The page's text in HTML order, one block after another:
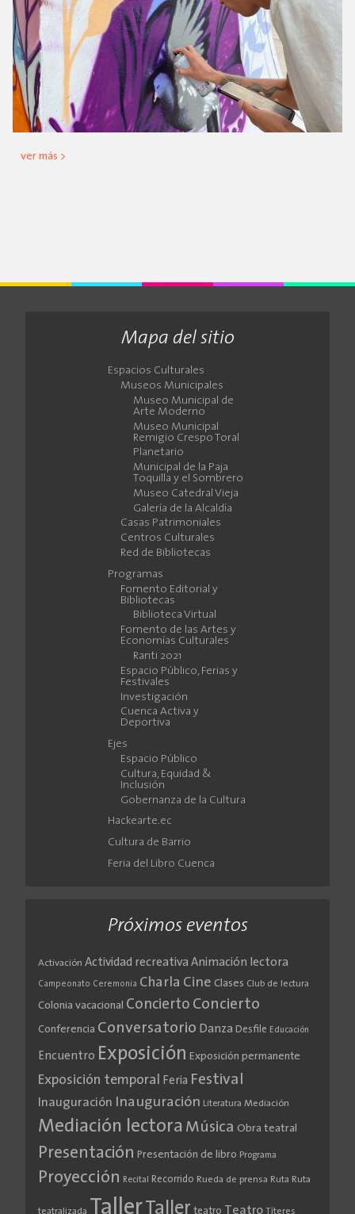
ver más >
Mapa del sitio
Espacios Culturales
Museos Municipales
Museo Municipal de
Arte Moderno
Museo Municipal
Remigio Crespo Toral
Planetario
Municipal de la Paja
Toquilla y el Sombrero
Museo Catedral Vieja
Galería de la Alcaldía
Casas Patrimoniales
Centros Culturales
Red de Bibliotecas
Programas
Fomento Editorial y
Bibliotecas
Biblioteca Virtual
Fomento de las Artes y
Economías Culturales
Ranti 2021
Espacio Público, Ferias y
Festivales
Investigación
Cuenca Activa y
Deportiva
Ejes
Espacio Público
Cultura, Equidad &
Inclusión
Gobernanza de la Cultura
Hackearte.ec
Cultura de Barrio
Feria del Libro Cuenca
Próximos eventos
Activación Actividad recreativa Animación lectora
Campeonato Ceremonia Charla Cine Clases Club de lectura
Colonia vacacional Concierto Concierto
Conferencia Conversatorio Danza Desfile Educación
Encuentro Exposición Exposición permanente
Exposición temporal Feria Festival
Inauguración Inauguración Literatura Mediación
Mediación lectora Música Obra teatral
Presentación Presentación de libro Programa
Proyección Recital Recorrido Rueda de prensa Ruta Ruta
teatralizada TallerTaller teatro Teatro Títeres